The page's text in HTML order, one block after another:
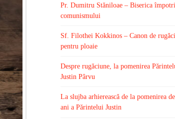
Pr. Dumitru Stăniloae – Biserica
comunismului
Sf. Filothei Kokkinos – Canon de
pentru ploaie
Despre rugăciune, la pomenirea
Justin Pârvu
La slujba arhierească de la pomenirea
ani a Părintelui Justin